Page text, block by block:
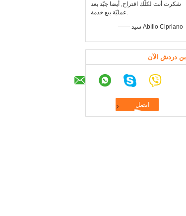
شكرت أنت لكلّك اقتراح, أيضا جيّد بعد
عمليّة بيع خدمة.
—— سيد Abílio Cipriano
ابن دردش الآن